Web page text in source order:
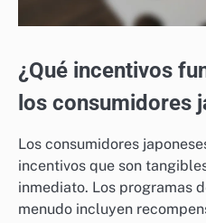
¿Qué incentivos
los consumidores
Los consumidores
incentivos que son
inmediato. Los programas
menudo incluyen